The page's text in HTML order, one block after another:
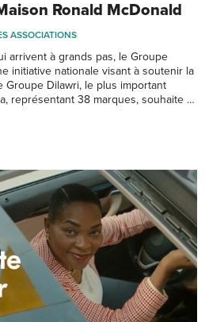
Ronald McDonald
ASSOCIATIONS
arrivent à grands pas, le Groupe
initiative nationale visant à soutenir la
Groupe Dilawri, le plus important
représentant 38 marques, souhaite …